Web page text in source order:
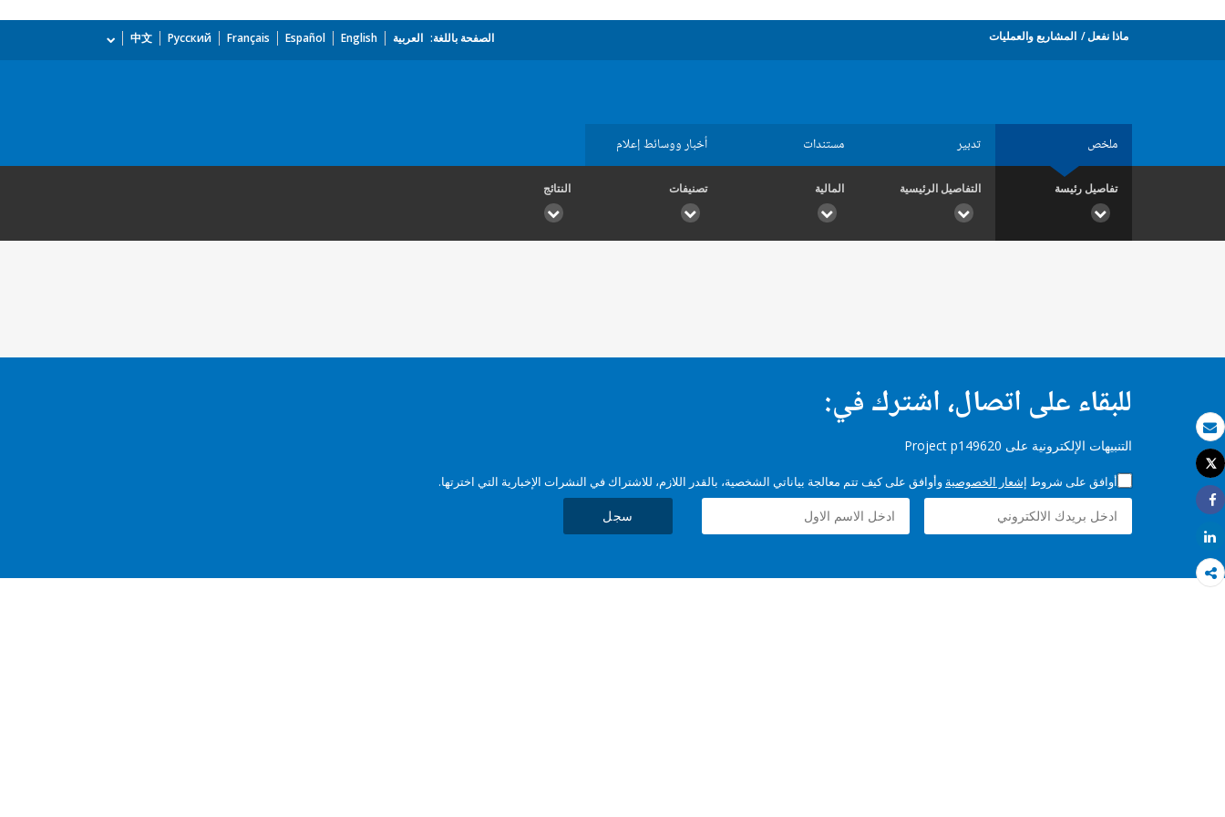
بريد الكتروني
طباعة
Tweet
Share
Share
ماذا نفعل المشاريع والعمليات الصفحة باللغة: العربية English
Español
Français
Русский
中文
ملخص تدبير مستندات أخبار ووسائط إعلام
تفاصيل رئيسة التفاصيل الرئيسية المالية تصنيفات النتائج
للبقاء على اتصال، اشترك في:
التنبيهات الإلكترونية على Project p149620
أوافق على شروط إشعار الخصوصية وأوافق على كيف تتم معالجة بياناتي الشخصية، بالقدر اللازم، للاشتراك في النشرات الإخبارية التي اخترتها.
سجل